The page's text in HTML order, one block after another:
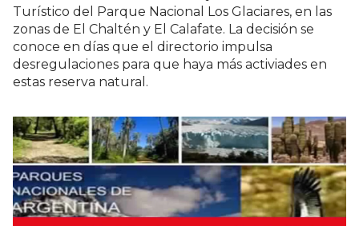
Turístico del Parque Nacional Los Glaciares, en las
zonas de El Chaltén y El Calafate. La decisión se
conoce en días que el directorio impulsa
desregulaciones para que haya más activiades en
estas reserva natural.